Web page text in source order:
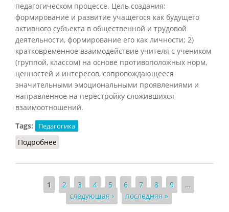
педагогическом процессе. Цель создания:
формирование и развитие учащегося как будущего
активного субъекта в общественной и трудовой
деятельности, формирование его как личности; 2)
кратковременное взаимодействие учителя с учеником
(группой, классом) на основе противоположных норм,
ценностей и интересов, сопровождающееся
значительными эмоциональными проявлениями и
направленное на перестройку сложившихся
взаимоотношений.
Tags:
Педагогика
Подробнее
Страницы
1 2 3 4 5 6 7 8 9
…
следующая ›
последняя »